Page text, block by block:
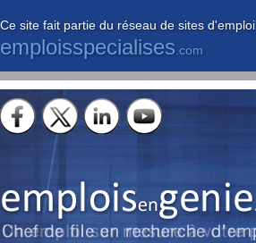
Ce site fait partie du réseau de sites d'emploi
emploisspecialises .com